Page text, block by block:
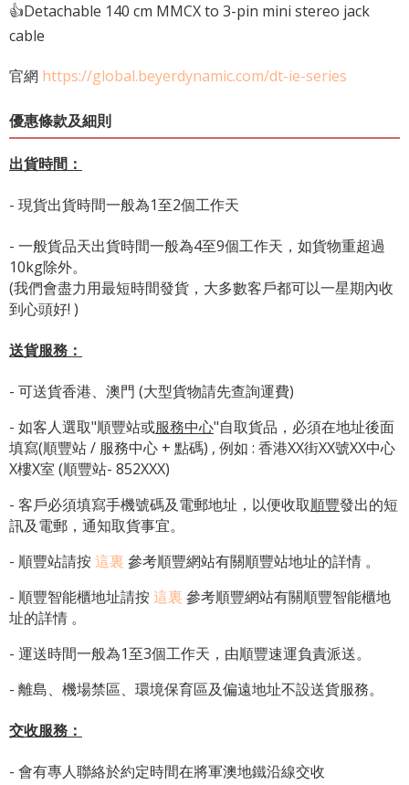
👍Detachable 140 cm MMCX to 3-pin mini stereo jack
cable
官網 https://global.beyerdynamic.com/dt-ie-series
優惠條款及細則
出貨時間：
- 現貨出貨時間一般為1至2個工作天
- 一般貨品天出貨時間一般為4至9個工作天，如貨物重超過
10kg除外。
(我們會盡力用最短時間發貨，大多數客戶都可以一星期內收
到心頭好! )
送貨服務：
- 可送貨香港、澳門 (大型貨物請先查詢運費)
- 如客人選取"順豐站或服務中心"自取貨品，必須在地址後面
填寫(順豐站 / 服務中心 + 點碼) , 例如 : 香港XX街XX號XX中心
X樓X室 (順豐站- 852XXX)
- 客戶必須填寫手機號碼及電郵地址，以便收取順豐發出的短
訊及電郵，通知取貨事宜。
- 順豐站請按這裏 參考順豐網站有關順豐站地址的詳情 。
- 順豐智能櫃地址請按這裏 參考順豐網站有關順豐智能櫃地
址的詳情 。
- 運送時間一般為1至3個工作天，由順豐速運負責派送。
- 離島、機場禁區、環境保育區及偏遠地址不設送貨服務。
交收服務：
- 會有專人聯絡於約定時間在將軍澳地鐵沿線交收